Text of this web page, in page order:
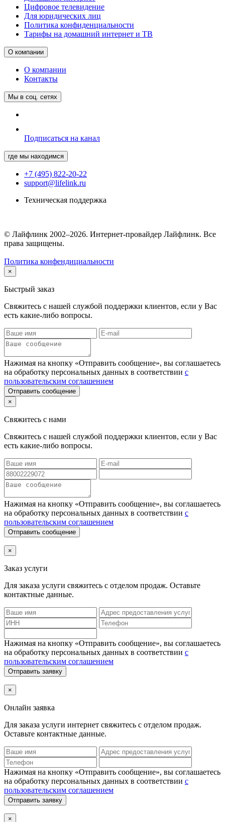
Цифровое телевидение
Для юридических лиц
Политика конфиденциальности
Тарифы на домашний интернет и ТВ
О компании
О компании
Контакты
Мы в соц. сетях
Подписаться на канал
где мы находимся
+7 (495) 822-20-22
support@lifelink.ru
Техническая поддержка
© Лайфлинк 2002–2026. Интернет-провайдер Лайфлинк. Все
права защищены.
Политика конфендициальности
×
Быстрый заказ
Свяжитесь с нашей службой поддержки клиентов, если у Вас
есть какие-либо вопросы.
Нажимая на кнопку «Отправить сообщение», вы соглашаетесь
на обработку персональных данных в соответствии с
пользовательским соглашением
Отправить сообщение
×
Свяжитесь с нами
Свяжитесь с нашей службой поддержки клиентов, если у Вас
есть какие-либо вопросы.
Нажимая на кнопку «Отправить сообщение», вы соглашаетесь
на обработку персональных данных в соответствии с
пользовательским соглашением
Отправить сообщение
×
Заказ услуги
Для заказа услуги свяжитесь с отделом продаж. Оставьте
контактные данные.
Нажимая на кнопку «Отправить сообщение», вы соглашаетесь
на обработку персональных данных в соответствии с
пользовательским соглашением
Отправить заявку
×
Онлайн заявка
Для заказа услуги интернет свяжитесь с отделом продаж.
Оставьте контактные данные.
Нажимая на кнопку «Отправить сообщение», вы соглашаетесь
на обработку персональных данных в соответствии с
пользовательским соглашением
Отправить заявку
×